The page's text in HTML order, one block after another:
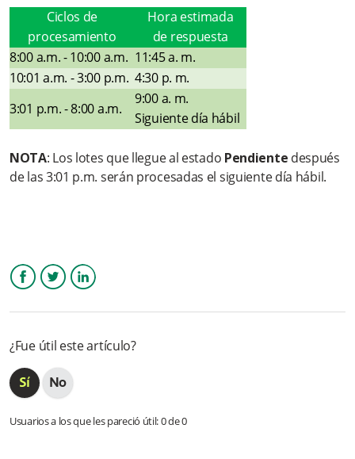
¿Qué beneficios ofrece?
¿Cómo llegan las notificaciones al cliente?
¿Qué planes de facturación tiene SPT? ¿El servicio tiene costo
fijo o variable?
¿Por qué me llegan notificaciones al celular?
Ciclos de
procesamiento
Hora estimada
de respuesta
8:00 a.m. - 10:00 a.m. 11:45 a. m.
10:01 a.m. - 3:00 p.m. 4:30 p. m.
3:01 p.m. - 8:00 a.m.
9:00 a. m.
Siguiente día hábil
NOTA: Los lotes que llegue al estado Pendiente después
de las 3:01 p.m. serán procesadas el siguiente día hábil.
¿Fue útil este artículo?
Usuarios a los que les pareció útil: 0 de 0